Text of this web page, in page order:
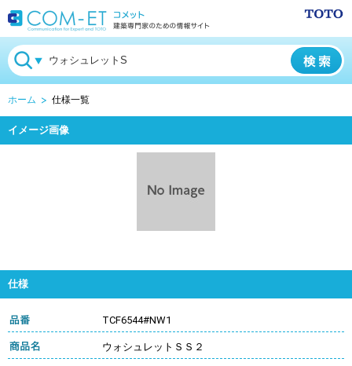
ホーム 仕様一覧
イメージ画像
仕様
TCF6544#NW1
ウォシュレットＳＳ２